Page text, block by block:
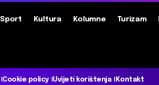
Sport Kultura Kolumne Turizam
Cookie policy Uvijeti korištenja Kontakt